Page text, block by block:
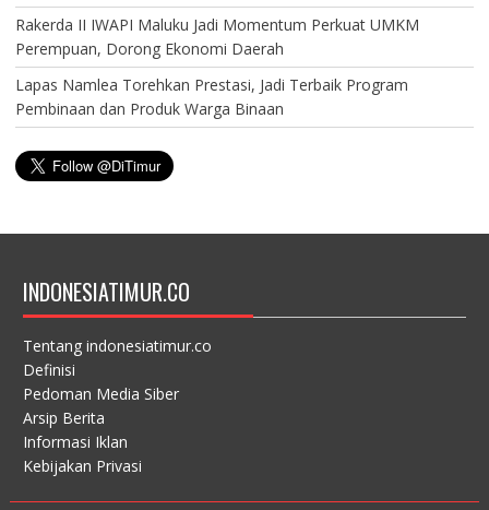
Rakerda II IWAPI Maluku Jadi Momentum Perkuat UMKM
Perempuan, Dorong Ekonomi Daerah
Lapas Namlea Torehkan Prestasi, Jadi Terbaik Program
Pembinaan dan Produk Warga Binaan
INDONESIATIMUR.CO
Tentang indonesiatimur.co
Definisi
Pedoman Media Siber
Arsip Berita
Informasi Iklan
Kebijakan Privasi